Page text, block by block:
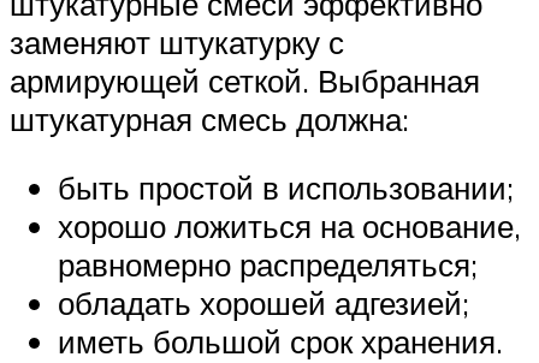
заменяют штукатурку с
армирующей сеткой. Выбранная
штукатурная смесь должна:
быть простой в использовании;
хорошо ложиться на основание,
равномерно распределяться;
обладать хорошей адгезией;
иметь большой срок хранения.